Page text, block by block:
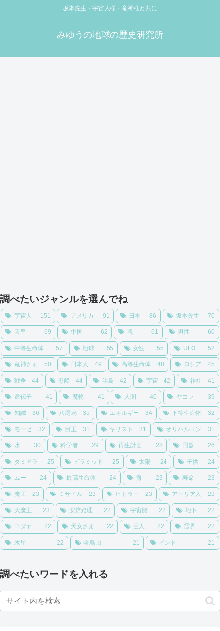
坂本先生・宇宙人様・竜神様と共に
みゆうの地球の歴史研究所
調べたいジャンルを選んでね
宇宙人 151 アメリカ 91 日本 86 坂本先生 70
天皇 69 中国 62 魂 61 男性 60
中等生命体 57 地球 55 女性 55 UFO 52
竜神さま 50 日本人 49 高等生命体 48 ロシア 45
戦争 44 母船 44 半島 42 宇宙 42 神社 41
遺伝子 41 魔物 41 人間 40 ヤコフ 39
知識 36 八咫烏 35 エネルギー 34 下等生命体 32
モーゼ 32 目玉 31 キリスト 31 オリハルコン 31
水 30 科学者 29 再生計画 28 円盤 26
タミアラ 25 ピラミッド 25 太陽 24 子供 24
ムー 24 最高生命体 24 海 23 寿命 23
魔王 23 ミサイル 23 ヒトラー 23 アーリア人 23
大魔王 23 安倍総理 22 宇宙船 22 地下 22
ユダヤ 22 天女さま 22 巨人 22 霊界 22
木星 22 金鳥山 21 インド 21
調べたいワードを入れる